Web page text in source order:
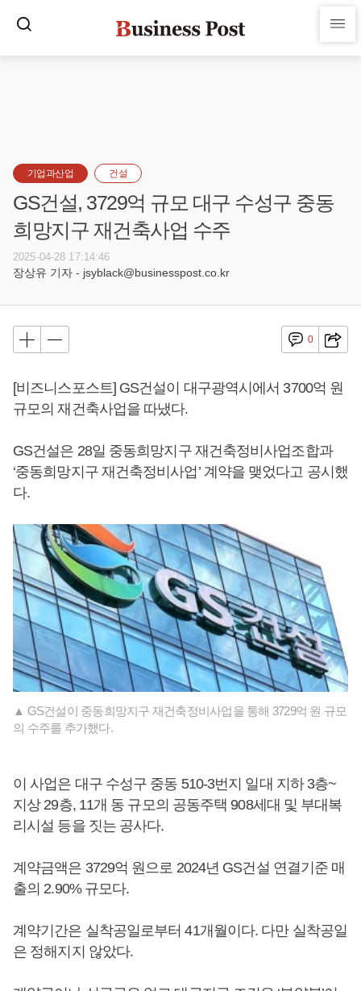
기업과산업 건설
GS건설, 3729억 규모 대구 수성구 중동
희망지구 재건축사업 수주
2025-04-28 17:14:46
장상유 기자 - jsyblack@businesspost.co.kr
0
[비즈니스포스트] GS건설이 대구광역시에서 3700억 원
규모의 재건축사업을 따냈다.
GS건설은 28일 중동희망지구 재건축정비사업조합과
‘중동희망지구 재건축정비사업’ 계약을 맺었다고 공시했
다.
▲ GS건설이 중동희망지구 재건축정비사업을 통해 3729억 원 규모
의 수주를 추가했다.
이 사업은 대구 수성구 중동 510-3번지 일대 지하 3층~
지상 29층, 11개 동 규모의 공동주택 908세대 및 부대복
리시설 등을 짓는 공사다.
계약금액은 3729억 원으로 2024년 GS건설 연결기준 매
출의 2.90% 규모다.
계약기간은 실착공일로부터 41개월이다. 다만 실착공일
은 정해지지 않았다.